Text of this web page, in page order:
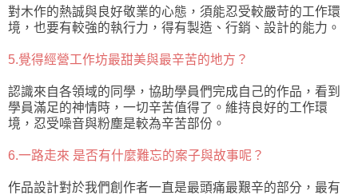
對木作的熱誠與良好敬業的心態，須能忍受較嚴苛的工作環
境，也要有較強的執行力，得有製造、行銷、設計的能力。
5.覺得經營工作坊最甜美與最辛苦的地方？
認識來自各領域的同學，協助學員們完成自己的作品，看到
學員滿足的神情時，一切辛苦值得了。維持良好的工作環
境，忍受噪音與粉塵是較為辛苦部份。
6.一路走來 是否有什麼難忘的案子與故事呢？
作品設計對於我們創作者一直是最頭痛最艱辛的部分，最有